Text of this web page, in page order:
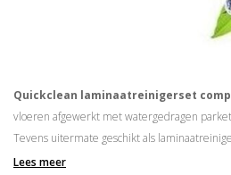
Quickclean laminaatreinigerset
vloeren afgewerkt met watergedragen
Tevens uitermate geschikt als
Veilig, streeploos en een fris resultaat.
Lees meer